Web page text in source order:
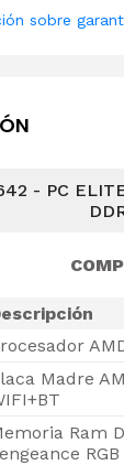
sobre
- PC
Madre
Ram